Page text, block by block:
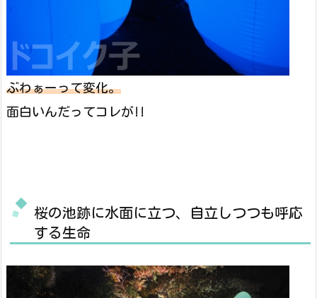
ぶわぁーって変化。
面白いんだってコレが!!
桜の池跡に水面に立つ、自立しつつも呼応
する生命